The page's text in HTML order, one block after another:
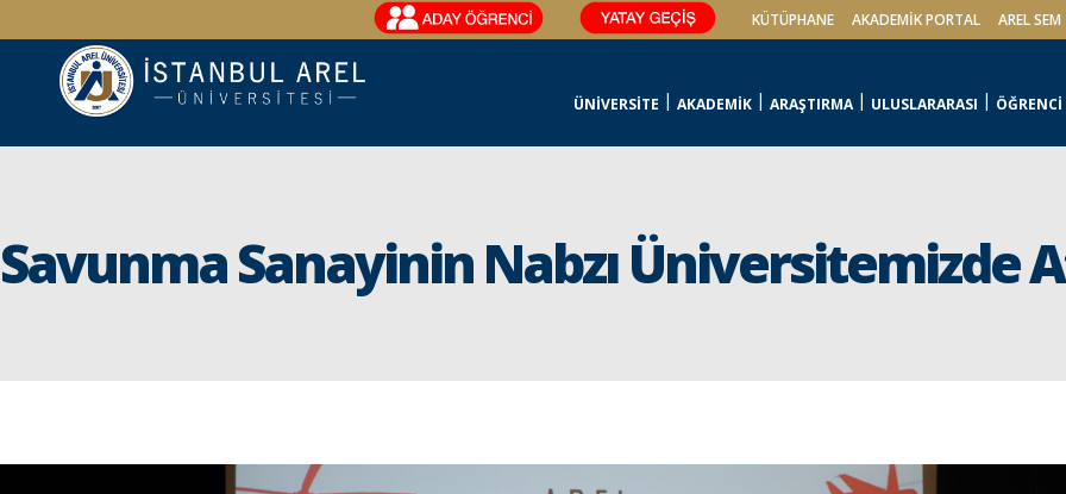
KÜTÜPHANE AKADEMİK PORTAL AREL SEM
ÜNİVERSİTE AKADEMİK ARAŞTIRMA ULUSLARARASI ÖĞRENCİ
Savunma Sanayinin Nabzı Üniversitemizde